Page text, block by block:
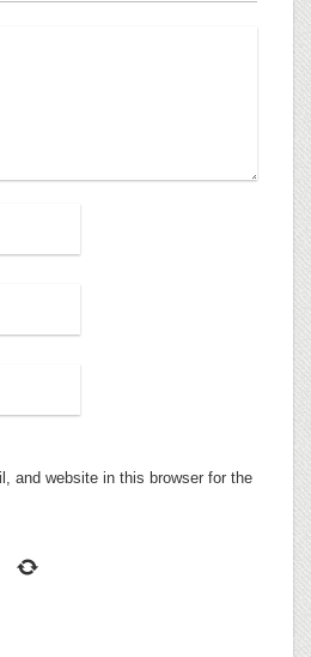
and website in this browser for the